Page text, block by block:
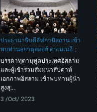
ประธานาธิบดีอัฟกานิสถาน เข้า
พบท่านอยาตุลลอฮ์ คาเมเนอี
บรรดาทุตานุทูตประเทศอิสลาม
และผู้เข้าร่วมสัมมนาสัปดาห์
เอกภาพอิสลาม เข้าพบท่านผู้นำ
สูงสุ...
3 /Oct/ 2023